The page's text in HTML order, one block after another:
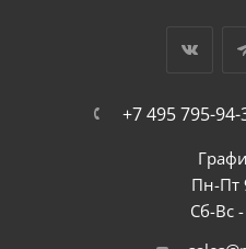
+7 495 795-94-
Пн-Пт
Сб-Вс